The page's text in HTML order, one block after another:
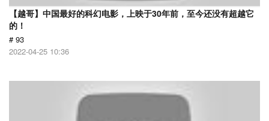
【越哥】中国最好的科幻电影，上映于30年前，至今还没有超越它
的！
# 93
2022-04-25 10:36